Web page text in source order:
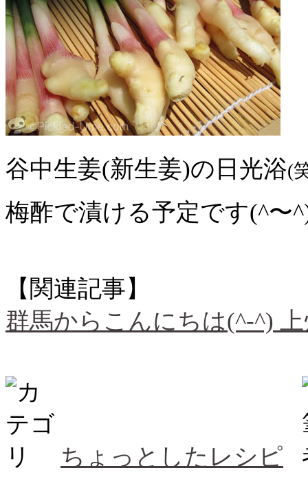
谷中生姜(新生姜)の日光浴(
梅酢で漬ける予定です(^〜
【関連記事】
群馬からこんにちは(^-^)
ちょっとしたレシピ